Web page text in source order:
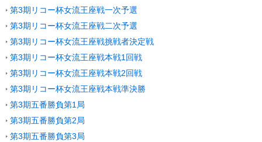
第3期リコー杯女流王座戦一次予選
第3期リコー杯女流王座戦二次予選
第3期リコー杯女流王座戦挑戦者決定戦
第3期リコー杯女流王座戦本戦1回戦
第3期リコー杯女流王座戦本戦2回戦
第3期リコー杯女流王座戦本戦準決勝
第3期五番勝負第1局
第3期五番勝負第2局
第3期五番勝負第3局